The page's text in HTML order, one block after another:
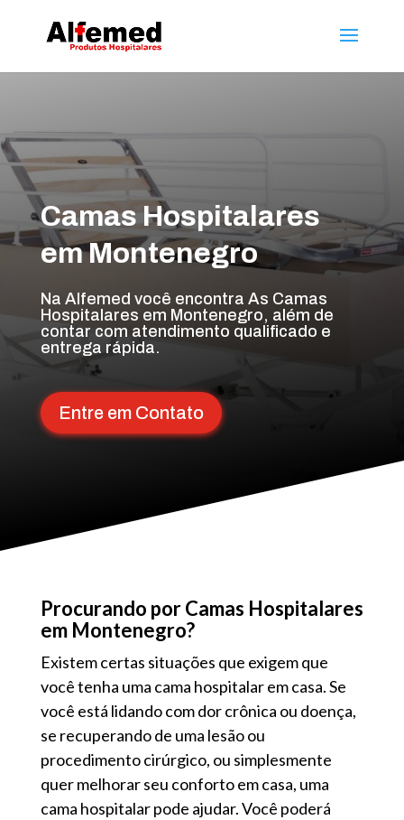
Camas Hospitalares
em Montenegro
Na Alfemed você encontra As Camas
Hospitalares em Montenegro, além de
contar com atendimento qualificado e
entrega rápida.
Entre em Contato
Procurando por Camas Hospitalares
em Montenegro?
Existem certas situações que exigem que
você tenha uma cama hospitalar em casa. Se
você está lidando com dor crônica ou doença,
se recuperando de uma lesão ou
procedimento cirúrgico, ou simplesmente
quer melhorar seu conforto em casa, uma
cama hospitalar pode ajudar. Você poderá